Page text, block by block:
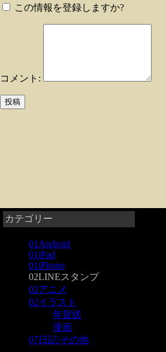
この情報を登録しますか?
コメント:
カテゴリー
01Android
01iPad
01iPhone
02LINEスタンプ
02アニメ
02イラスト
年賀状
漫画
07日記/その他